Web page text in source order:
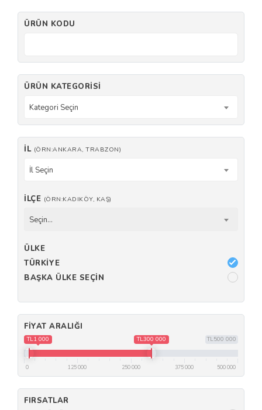
ÜRÜN KODU
ÜRÜN KATEGORISI
Kategori Seçin
İL (ÖRN:ANKARA, TRABZON)
İl Seçin
İLÇE (ÖRN:KADIKÖY, KAŞ)
Seçin...
ÜLKE
TÜRKIYE
BAŞKA ÜLKE SEÇIN
FIYAT ARALIĞI
TL500 000
TL1 000 TL300 000
0 125 000 250 000 375 000 500 000
FIRSATLAR